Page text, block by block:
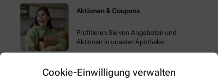
Cookie-Einwilligung verwalten
Aktionen & Coupons
Profitieren Sie von Angeboten und
Aktionen in unserer Apotheke.